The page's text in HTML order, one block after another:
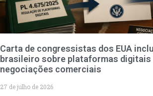
Carta de congressistas dos EUA
brasileiro sobre plataformas digitais
negociações comerciais
27 de julho de 2026